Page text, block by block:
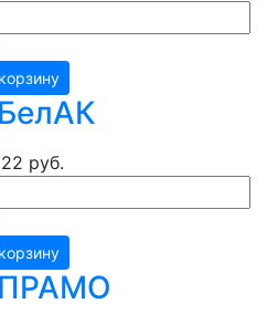
руб.
ПРАМО